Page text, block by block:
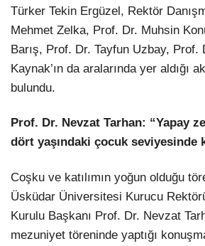
Türker Tekin Ergüzel, Rektör
Mehmet Zelka, Prof. Dr. Muhsin
Barış, Prof. Dr. Tayfun Uzbay, Prof.
Kaynak’ın da aralarında yer aldığı
bulundu.
Prof. Dr. Nevzat Tarhan: “Yapay
dört yaşındaki çocuk seviyesinde
Coşku ve katılımın yoğun olduğu
Üsküdar Üniversitesi Kurucu
Kurulu Başkanı Prof. Dr. Nevzat
mezuniyet töreninde yaptığı